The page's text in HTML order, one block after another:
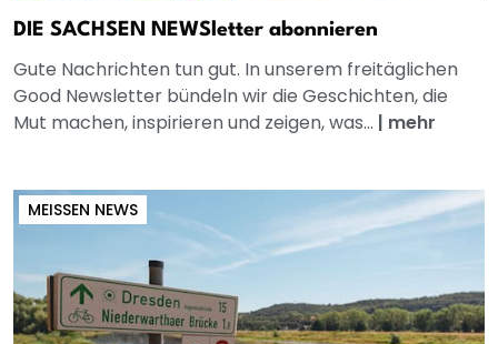
DIE SACHSEN NEWSletter abonnieren
Gute Nachrichten tun gut. In unserem freitäglichen
Good Newsletter bündeln wir die Geschichten, die
Mut machen, inspirieren und zeigen, was... | mehr
MEISSEN NEWS